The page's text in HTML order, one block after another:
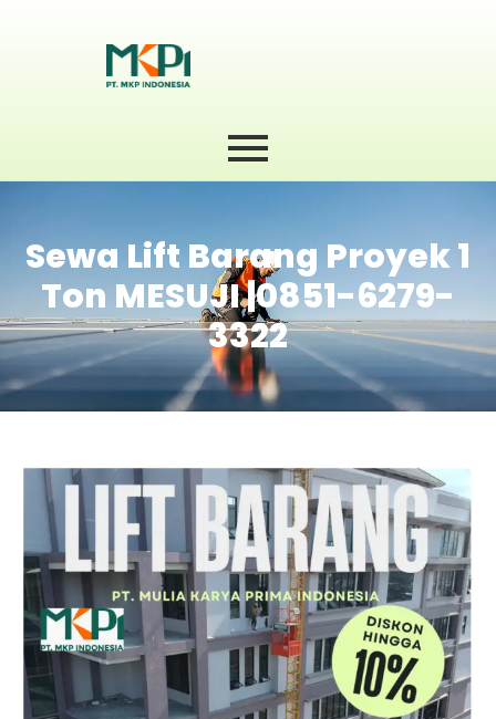
Sewa Lift Barang Proyek 1
Ton MESUJI |0851-6279-
3322